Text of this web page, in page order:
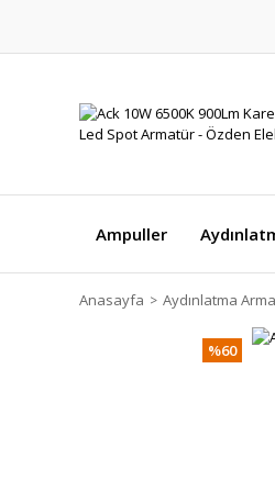
Ampuller
Anasayfa Aydınlatma
%60